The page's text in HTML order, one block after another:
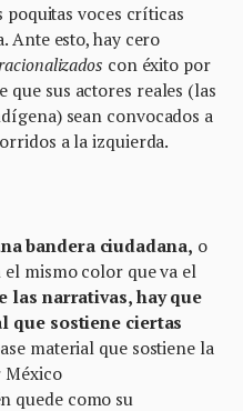
poquitas voces críticas
Ante esto, hay cero
con éxito por
que sus actores reales (las
sean convocados a
a la izquierda.
bandera ciudadana, o
mismo color que va el
las narrativas, hay que
que sostiene ciertas
material que sostiene la
México
quede como su